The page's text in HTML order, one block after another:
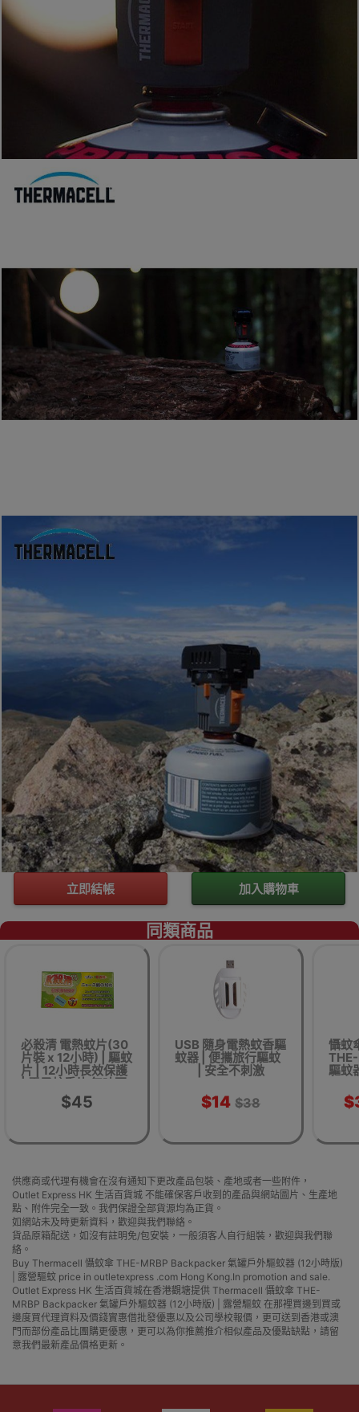
立即結帳 加入購物車
同類商品
必殺清 電熱蚊片(30
片裝 x 12小時) | 驅蚊
片 | 12小時長效保護
| 電子蚊香片 無味不
刺激
$45
USB 隨身電熱蚊香驅
蚊器 | 便攜旅行驅蚊
| 安全不刺激
$14 $38
懾蚊
驅蚊
供應商或代理有機會在沒有通知下更改產品包裝、產地或者一些附件，
Outlet Express HK 生活百貨城 不能確保客戶收到的產品與網站圖片、生產地
點、附件完全一致。我們保證全部貨源均為正貨。
如網站未及時更新資料，歡迎與我們聯絡。
貨品原箱配送，如沒有註明免/包安裝，一般須客人自行組裝，歡迎與我們聯
絡。
Buy Thermacell 懾蚊傘 THE-MRBP Backpacker 氣罐戶外驅蚊器 (12小時版)
| 露營驅蚊 price in outletexpress .com Hong Kong.In promotion and sale.
Outlet Express HK 生活百貨城在香港觀塘提供 Thermacell 懾蚊傘 THE-
MRBP Backpacker 氣罐戶外驅蚊器 (12小時版) | 露營驅蚊 在那裡買邊到買或
邊度買代理資料及價錢實惠借批發優惠以及公司學校報價，更可送到香港或澳
門而部份產品比團購更優惠，更可以為你推薦推介相似產品及優點缺點，請留
意我們最新產品價格更新。